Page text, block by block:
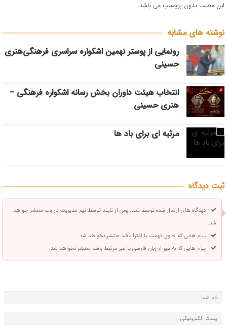
این مطلب بدون برچسب می باشد.
نوشته های مشابه
رونمایی از پوستر نهمین اشکواره سراسری فرهنگی‌هنری
حسینی
انتخاب هیئت داوران بخش رسانه اشکواره فرهنگی‌ –
هنری حسینی
مرثیه ای برای باد ها
ثبت دیدگاه
دیدگاه های ارسال شده توسط شما، پس از تایید توسط تیم مدیریت در وب منتشر خواهد
شد.
پیام هایی که حاوی تهمت یا افترا باشد منتشر نخواهد شد.
پیام هایی که به غیر از زبان فارسی یا غیر مرتبط باشد منتشر نخواهد شد.